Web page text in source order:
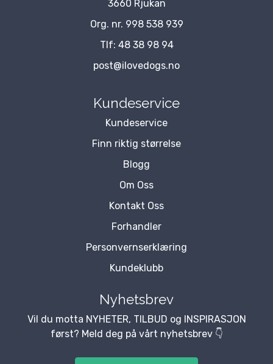
3660 Rjukan
Org. nr. 998 538 939
Tlf: 48 38 98 94
post@ilovedogs.no
Kundeservice
Kundeservice
Finn riktig størrelse
Blogg
Om Oss
Kontakt Oss
Forhandler
Personvernserklæring
Kundeklubb
Nyhetsbrev
Vil du motta NYHETER, TILBUD og INSPIRASJON
først? Meld deg på vårt nyhetsbrev 👇